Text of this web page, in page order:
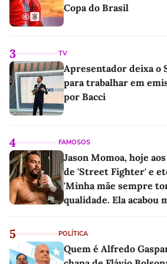
Copa do Brasil
3 TV
Apresentador deixa o
para trabalhar em
por Bacci
4 FAMOSOS
Jason Momoa, hoje
de 'Street Fighter' e
'Minha mãe sempre
qualidade. Ela acabou
5 POLÍTICA
Quem é Alfredo